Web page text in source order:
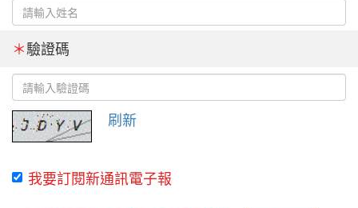
＊驗證碼
刷新
我要訂閱新通訊電子報